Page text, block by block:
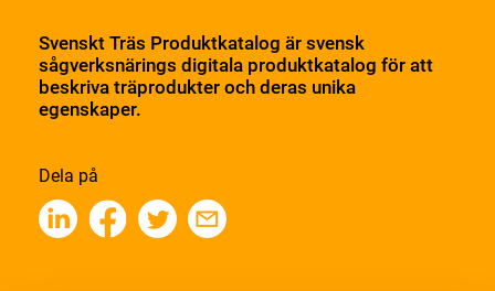
Svenskt Träs Produktkatalog är svensk
sågverksnärings digitala produktkatalog för att
beskriva träprodukter och deras unika
egenskaper.
Dela på